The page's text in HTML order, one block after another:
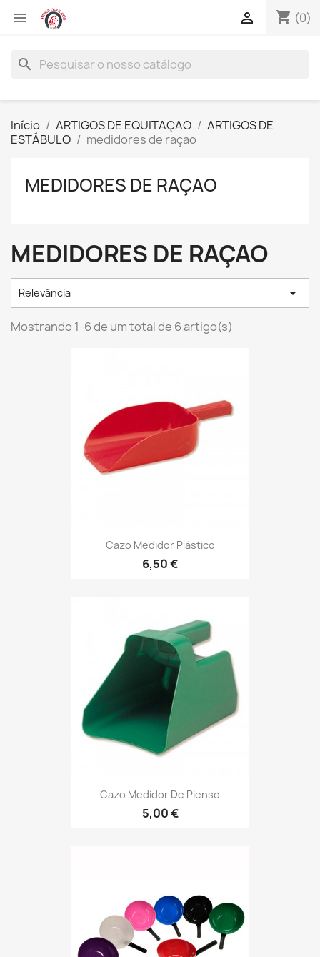
 shopping_cart (0)

search
Início ARTIGOS DE EQUITAÇAO
ARTIGOS DE
ESTÁBULO
medidores de raçao
MEDIDORES DE RAÇAO
MEDIDORES DE RAÇAO
Relevância 
Mostrando 1-6 de um total de 6 artigo(s)
Cazo Medidor Plástico
6,50 €
Cazo Medidor De Pienso
5,00 €